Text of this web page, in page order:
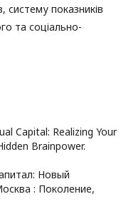
систему показників
та соціально-
Capital: Realizing Your
Brainpower.
Новый
: Поколение,